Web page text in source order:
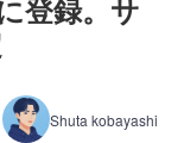
登録。サ
Shuta kobayashi